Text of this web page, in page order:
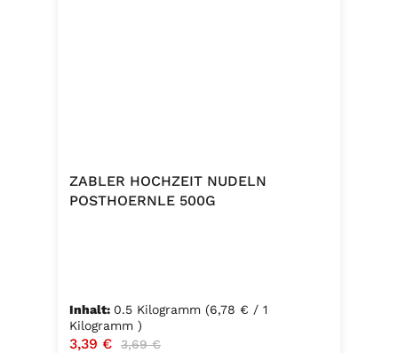
ZABLER HOCHZEIT NUDELN
POSTHOERNLE 500G
Inhalt: 0.5 Kilogramm (6,78 € / 1
Kilogramm )
Verkaufspreis:
3,39 € Regulärer Preis:
3,69 €